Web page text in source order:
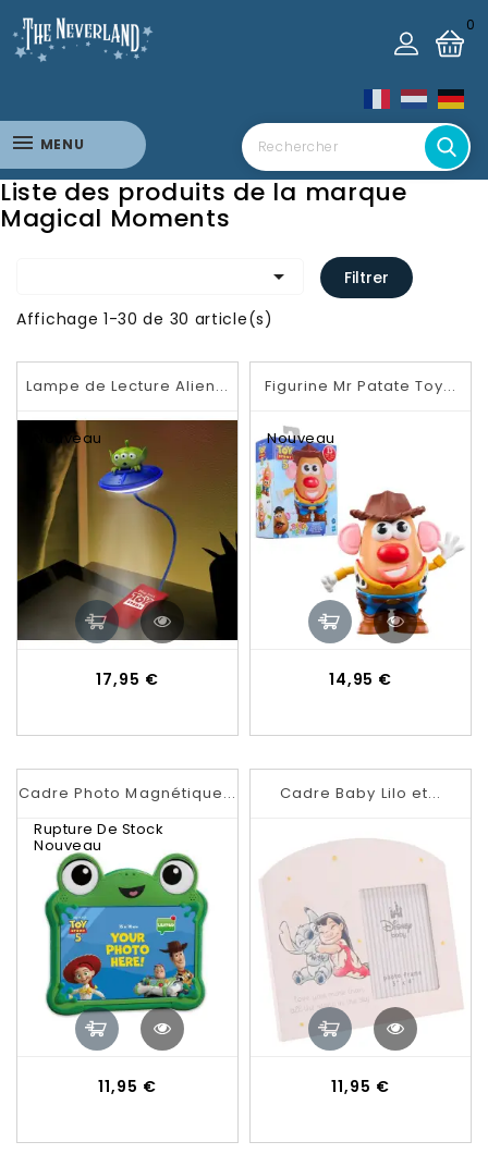
0
MENU
Liste des produits de la marque
Magical Moments

Filtrer
Affichage 1-30 de 30 article(s)
Lampe de Lecture Alien...
Nouveau
17,95 €Prix
Figurine Mr Patate Toy...
Nouveau
14,95 €
Cadre Photo Magnétique...
Nouveau
Rupture De Stock
11,95 €Prix
Cadre Baby Lilo et...
11,95 €Prix